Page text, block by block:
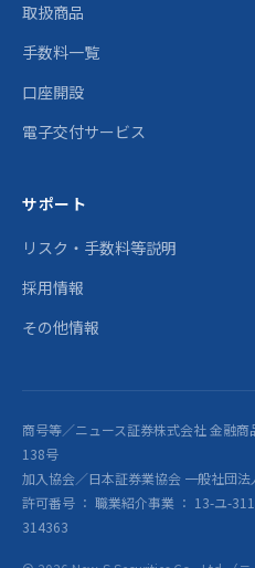
取扱商品
手数料一覧
口座開設
電子交付サービス
サポート
リスク・手数料等説明
採用情報
その他情報
商号等／ニュース証券株式会社 金融
138号
加入協会／日本証券業協会 一般社団
許可番号 ： 職業紹介事業 ： 13-ユ-
314363